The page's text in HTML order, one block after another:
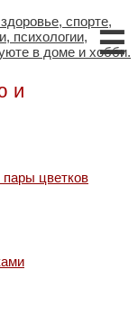
☰
и
цветков